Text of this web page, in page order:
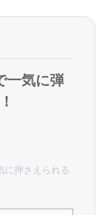
一気に弾
に押さえられる